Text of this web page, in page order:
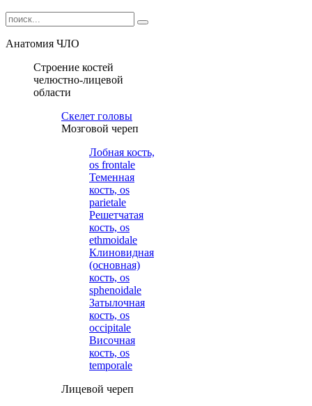
Анатомия ЧЛО
Строение костей
челюстно-лицевой
области
Cкелет головы
Мозговой череп
Лобная кость,
os frontale
Теменная
кость, os
parietale
Решетчатая
кость, os
ethmoidale
Клиновидная
(основная)
кость, os
sphenoidale
Затылочная
кость, os
occipitale
Височная
кость, os
temporale
Лицевой череп